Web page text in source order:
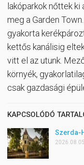
lakóparkok nőttek ki
meg a Garden
gyakorta
kettős kanálisig
vitt el az utunk.
környék,
csak gazdasági
KAPCSOLÓDÓ
Szerda-